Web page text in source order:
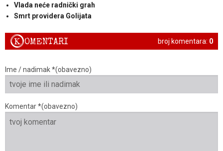
Vlada neće radnički grah
Smrt providera Golijata
broj komentara: 0
KOMENTARI
Ime / nadimak *(obavezno)
Komentar *(obavezno)